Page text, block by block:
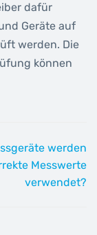
dafür
Geräte auf
werden. Die
können
werden
Messwerte
verwendet?